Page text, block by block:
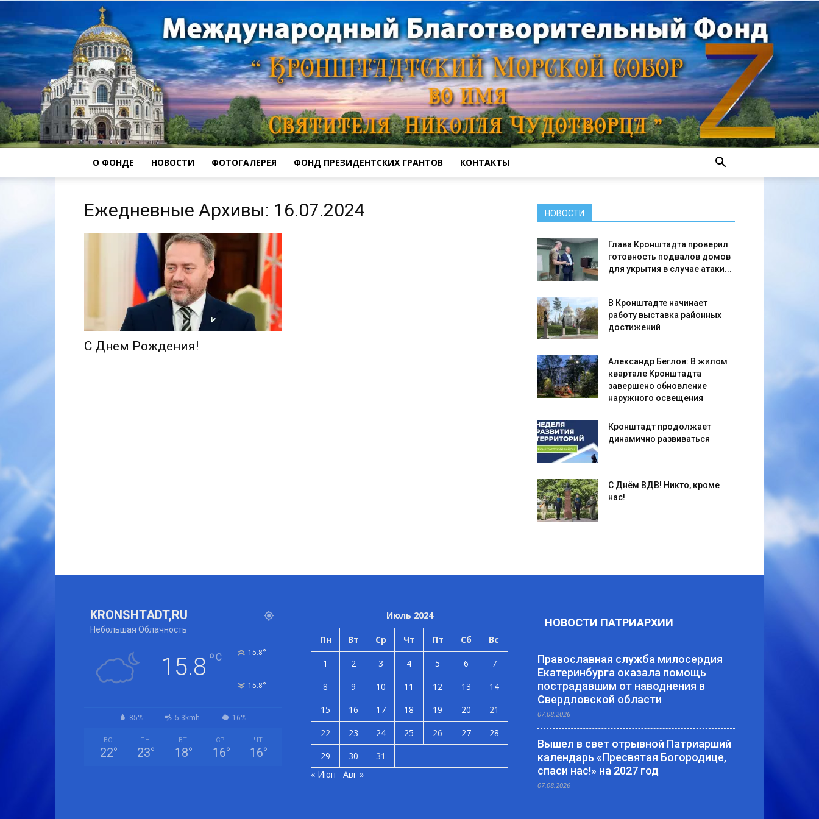
О ФОНДЕ НОВОСТИ ФОТОГАЛЕРЕЯ ФОНД ПРЕЗИДЕНТСКИХ ГРАНТОВ КОНТАКТЫ
Ежедневные Архивы: 16.07.2024
С Днем Рождения!
НОВОСТИ
Глава Кронштадта проверил
готовность подвалов домов
для укрытия в случае атаки...
В Кронштадте начинает
работу выставка районных
достижений
Александр Беглов: В жилом
квартале Кронштадта
завершено обновление
наружного освещения
Кронштадт продолжает
динамично развиваться
С Днём ВДВ! Никто, кроме
нас!
KRONSHTADT,RU
Небольшая Облачность
15.8 °C 15.8°
15.8°
85% 5.3kmh 16%
ВС
22°
ПН
23°
ВТ
18°
СР
16°
ЧТ
16°
Июль 2024
Пн Вт Ср Чт Пт Сб Вс
1 2 3 4 5 6
7
8
9 10 11 12 13
14
15
16 17 18 19 20
21
22
23 24 25 26 27
28
29
30
31
« Июн
Авг »
НОВОСТИ ПАТРИАРХИИ
Православная служба милосердия
Екатеринбурга оказала помощь
пострадавшим от наводнения в
Свердловской области
07.08.2026
Вышел в свет отрывной Патриарший
календарь «Пресвятая Богородице,
спаси нас!» на 2027 год
07.08.2026